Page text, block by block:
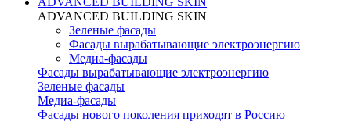
ADVANCED BUILDING SKIN
Зеленые фасады
Фасады вырабатывающие электроэнергию
Медиа-фасады
Фасады вырабатывающие электроэнергию
Зеленые фасады
Медиа-фасады
Фасады нового поколения приходят в Россию